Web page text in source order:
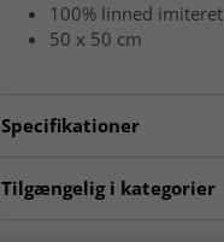
100% linned
50 x 50 cm
Specifikationer
Tilgængelig i kategorier